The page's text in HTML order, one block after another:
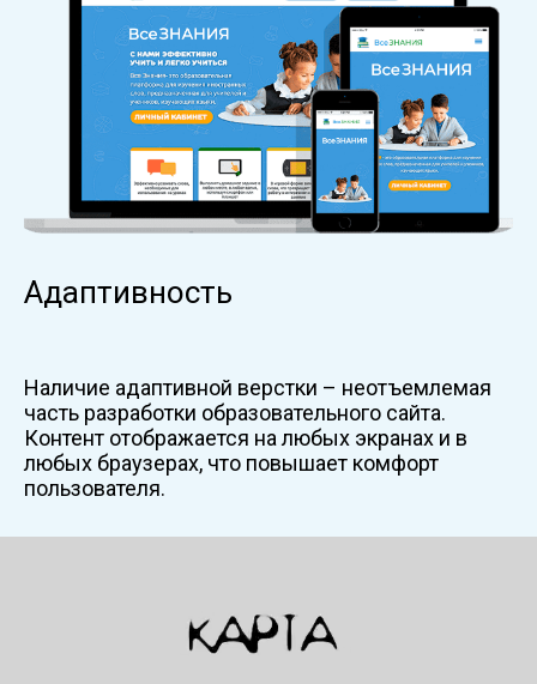
Адаптивность
Наличие адаптивной верстки – неотъемлемая
часть разработки образовательного сайта.
Контент отображается на любых экранах и в
любых браузерах, что повышает комфорт
пользователя.